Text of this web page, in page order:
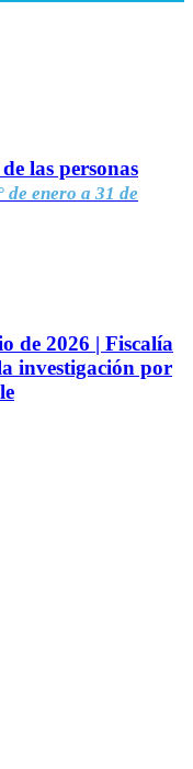
las personas
de enero a 31 de
de 2026 | Fiscalía
investigación por